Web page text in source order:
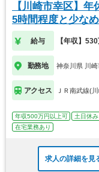
【川崎市幸区】
5時間程度と少な
給与 【年収】
勤務地 神奈川県 川
アクセス ＪＲ南武線(
年収500万円以上可 土日休み
在宅業務あり
求人の詳細を見